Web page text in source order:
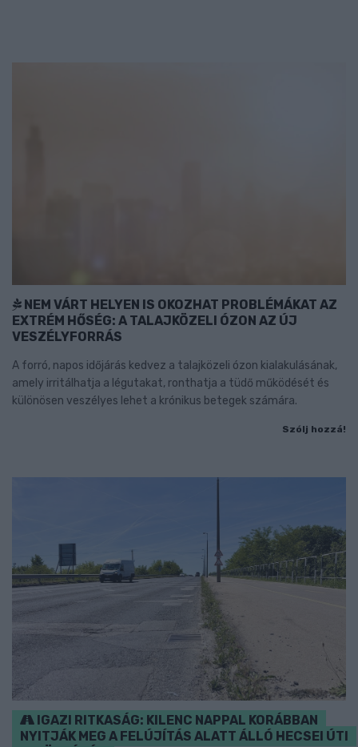
NEM VÁRT HELYEN IS OKOZHAT PROBLÉMÁKAT AZ
EXTRÉM HŐSÉG: A TALAJKÖZELI ÓZON AZ ÚJ
VESZÉLYFORRÁS
A forró, napos időjárás kedvez a talajközeli ózon kialakulásának,
amely irritálhatja a légutakat, ronthatja a tüdő működését és
különösen veszélyes lehet a krónikus betegek számára.
Szólj hozzá!
IGAZI RITKASÁG: KILENC NAPPAL KORÁBBAN
NYITJÁK MEG A FELÚJÍTÁS ALATT ÁLLÓ HECSEI ÚTI